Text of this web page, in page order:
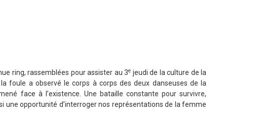
ring, rassemblées pour assister au 3e jeudi de la culture de la
foule a observé le corps à corps des deux danseuses de la
face à l’existence. Une bataille constante pour survivre,
une opportunité d’interroger nos représentations de la femme